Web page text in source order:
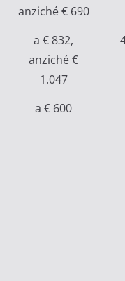
anziché € 690
a € 832,
anziché €
1.047
a € 600